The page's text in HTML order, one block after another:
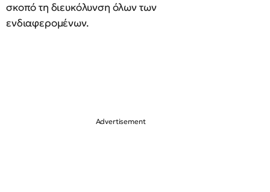
σκοπό τη διευκόλυνση όλων των
ενδιαφερομένων.